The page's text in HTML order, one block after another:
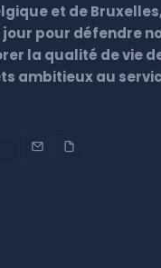
et de
jour pour défendre
la qualité de vie
ambitieux au